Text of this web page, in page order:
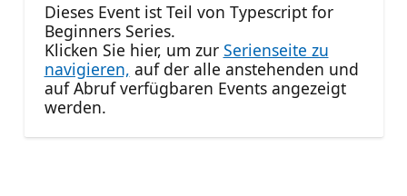
Dieses Event ist Teil von Typescript for
Beginners Series.
Klicken Sie hier, um zur Serienseite zu
navigieren, auf der alle anstehenden und
auf Abruf verfügbaren Events angezeigt
werden.